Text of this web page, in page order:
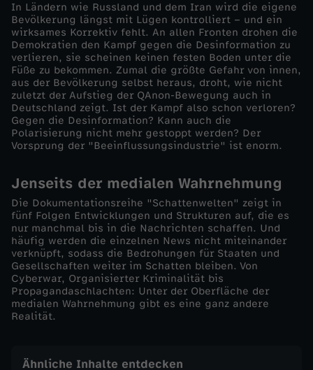
r
e
n
d
i
e
W
e
l
t
-
In Ländern wie Russland und dem Iran wird die eigene
Bevölkerung längst mit Lügen kontrolliert – und ein
wirksames Korrektiv fehlt. An allen Fronten drohen die
Demokratien den Kampf gegen die Desinformation zu
verlieren, sie scheinen keinen festen Boden unter die
Füße zu bekommen. Zumal die größte Gefahr von innen,
aus der Bevölkerung selbst heraus, droht, wie nicht
zuletzt der Aufstieg der QAnon-Bewegung auch in
Deutschland zeigt. Ist der Kampf also schon verloren?
Gegen die Desinformation? Kann auch die
Polarisierung nicht mehr gestoppt werden? Der
Vorsprung der "Beeinflussungsindustrie" ist enorm.
Jenseits der medialen Wahrnehmung
Die Dokumentationsreihe "Schattenwelten" zeigt in
fünf Folgen Entwicklungen und Strukturen auf, die es
nur manchmal bis in die Nachrichten schaffen. Und
häufig werden die einzelnen News nicht miteinander
verknüpft, sodass die Bedrohungen für Staaten und
Gesellschaften weiter im Schatten bleiben. Von
Cyberwar, Organisierter Kriminalität bis
Propagandaschlachten: Unter der Oberfläche der
medialen Wahrnehmung gibt es eine ganz andere
Realität.
Ähnliche Inhalte entdecken